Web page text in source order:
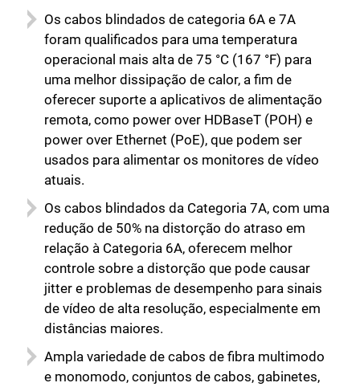
Os cabos blindados de categoria 6A e 7A
foram qualificados para uma temperatura
operacional mais alta de 75 °C (167 °F) para
uma melhor dissipação de calor, a fim de
oferecer suporte a aplicativos de alimentação
remota, como power over HDBaseT (POH) e
power over Ethernet (PoE), que podem ser
usados para alimentar os monitores de vídeo
atuais.
Os cabos blindados da Categoria 7A, com uma
redução de 50% na distorção do atraso em
relação à Categoria 6A, oferecem melhor
controle sobre a distorção que pode causar
jitter e problemas de desempenho para sinais
de vídeo de alta resolução, especialmente em
distâncias maiores.
Ampla variedade de cabos de fibra multimodo
e monomodo, conjuntos de cabos, gabinetes,